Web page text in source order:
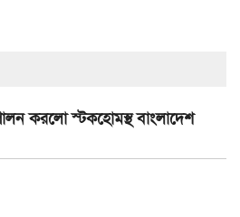
করলো স্টকহোমস্থ বাংলাদেশ